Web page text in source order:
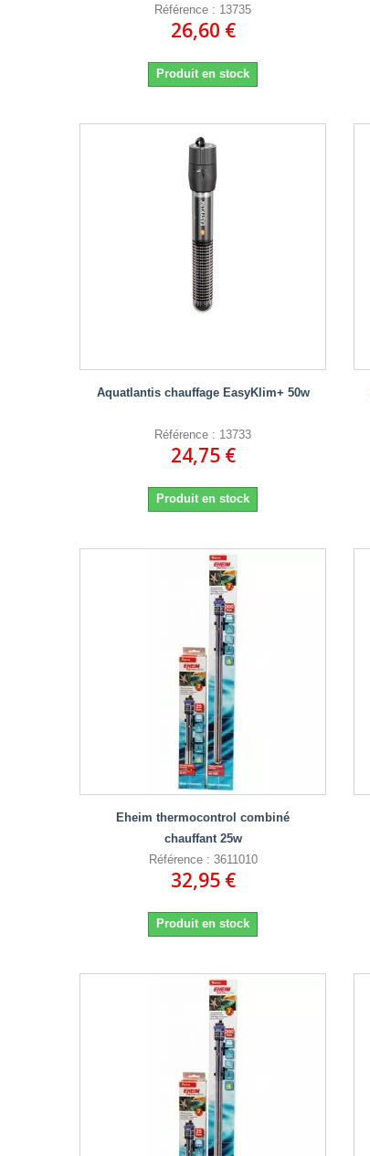
Référence : 13735
26,60 €
Produit en stock
Aquatlantis chauffage EasyKlim+ 50w
Référence : 13733
24,75 €
Produit en stock
Eheim thermocontrol combiné
chauffant 25w
Référence : 3611010
32,95 €
Produit en stock